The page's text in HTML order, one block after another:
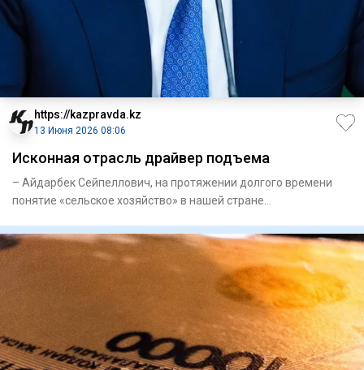
https://kazpravda.kz
13 Июня 2026 08:06
Исконная отрасль драйвер подъема
– Айдарбек Сейпеллович, на протяжении долгого времени
понятие «сельское хозяйство» в нашей стране